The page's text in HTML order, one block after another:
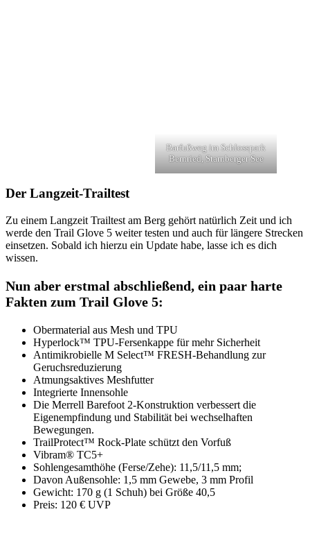
Barfußweg im Schlosspark
Bernried, Starnberger See
Der Langzeit-Trailtest
Zu einem Langzeit Trailtest am Berg gehört natürlich Zeit und ich
werde den Trail Glove 5 weiter testen und auch für längere Strecken
einsetzen. Sobald ich hierzu ein Update habe, lasse ich es dich
wissen.
Nun aber erstmal abschließend, ein paar harte
Fakten zum Trail Glove 5:
Obermaterial aus Mesh und TPU
Hyperlock™ TPU-Fersenkappe für mehr Sicherheit
Antimikrobielle M Select™ FRESH-Behandlung zur
Geruchsreduzierung
Atmungsaktives Meshfutter
Integrierte Innensohle
Die Merrell Barefoot 2-Konstruktion verbessert die
Eigenempfindung und Stabilität bei wechselhaften
Bewegungen.
TrailProtect™ Rock-Plate schützt den Vorfuß
Vibram® TC5+
Sohlengesamthöhe (Ferse/Zehe): 11,5/11,5 mm;
Davon Außensohle: 1,5 mm Gewebe, 3 mm Profil
Gewicht: 170 g (1 Schuh) bei Größe 40,5
Preis: 120 € UVP